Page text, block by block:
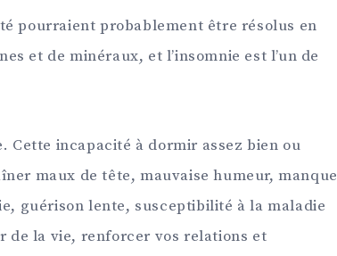
pourraient probablement être résolus en
et de minéraux, et l’insomnie est l’un de
Cette incapacité à dormir assez bien ou
maux de tête, mauvaise humeur, manque
guérison lente, susceptibilité à la maladie
de la vie, renforcer vos relations et